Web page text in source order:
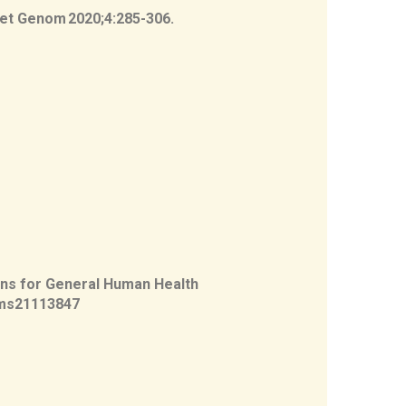
Genom 2020;4:285-306.
by alkaline phosphatases and
This saturable uptake process occurs
for General Human Health